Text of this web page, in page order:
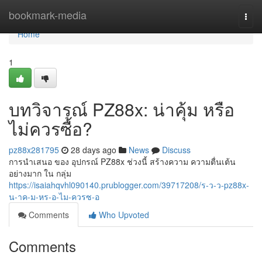
bookmark-media
Home
Home
1
บทวิจารณ์ PZ88x: น่าคุ้ม หรือ
ไม่ควรซื้อ?
pz88x281795 28 days ago News
Discuss
การนำเสนอ ของ อุปกรณ์ PZ88x ช่วงนี้ สร้างความ ความตื่นเต้น
อย่างมาก ใน กลุ่ม
https://isaiahqvhl090140.prublogger.com/39717208/ร-ว-ว-pz88x-
น-าค-ม-หร-อ-ไม-ควรซ-อ
Comments
Who Upvoted
Comments